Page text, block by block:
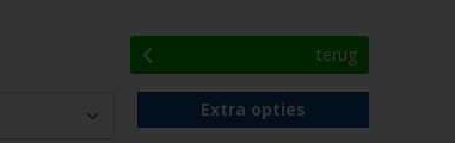
terug
Extra opties